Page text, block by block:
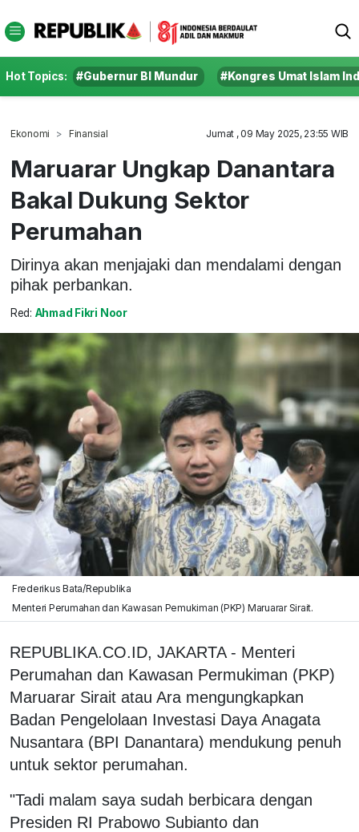
Hot Topics: #Gubernur BI Mundur #Kongres Umat Islam
Ekonomi Finansial Jumat , 09 May 2025, 23:55 WIB
Maruarar Ungkap Danantara
Bakal Dukung Sektor
Perumahan
Dirinya akan menjajaki dan mendalami dengan
pihak perbankan.
Red: Ahmad Fikri Noor
Frederikus Bata/Republika
Menteri Perumahan dan Kawasan Pemukiman (PKP) Maruarar Sirait.
REPUBLIKA.CO.ID, JAKARTA - Menteri
Perumahan dan Kawasan Permukiman (PKP)
Maruarar Sirait atau Ara mengungkapkan
Badan Pengelolaan Investasi Daya Anagata
Nusantara (BPI Danantara) mendukung penuh
untuk sektor perumahan.
"Tadi malam saya sudah berbicara dengan
Presiden RI Prabowo Subianto dan